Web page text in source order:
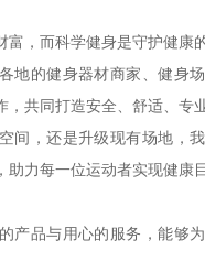
，而科学健身是守护健康
地的健身器材商家、健身
，共同打造安全、舒适、专
间，还是升级现有场地，
力每一位运动者实现健康目
产品与用心的服务，能够